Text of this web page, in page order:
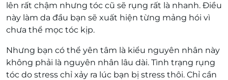
lên rất chậm nhưng tóc cũ sẽ rụng rất là nhanh. Điều
này làm da đầu bạn sẽ xuất hiện từng mảng hói vì
chưa thể mọc tóc kịp.
Nhưng bạn có thể yên tâm là kiểu nguyên nhân này
không phải là nguyên nhân lâu dài. Tình trạng rụng
tóc do stress chỉ xảy ra lúc bạn bị stress thôi. Chỉ cần